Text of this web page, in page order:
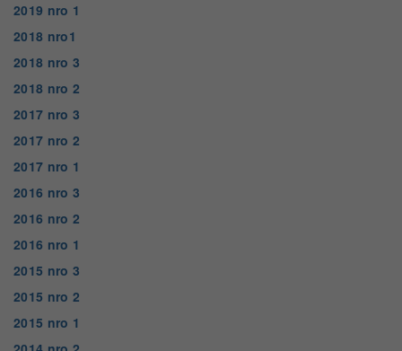
2019 nro 1
2018 nro1
2018 nro 3
2018 nro 2
2017 nro 3
2017 nro 2
2017 nro 1
2016 nro 3
2016 nro 2
2016 nro 1
2015 nro 3
2015 nro 2
2015 nro 1